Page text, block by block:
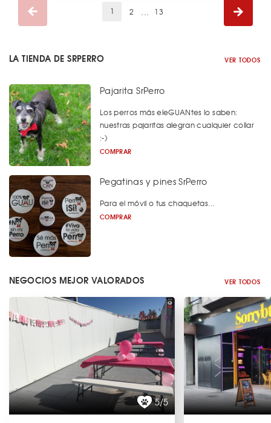
1 (current)
2 13
LA TIENDA DE SRPERRO VER TODOS
Pajarita SrPerro
Los perros más eleGUANtes lo saben:
nuestras pajaritas alegran cualquier collar
:-)
COMPRAR
Pegatinas y pines SrPerro
Para el móvil o tus chaquetas...
COMPRAR
NEGOCIOS MEJOR VALORADOS VER TODOS
5/5